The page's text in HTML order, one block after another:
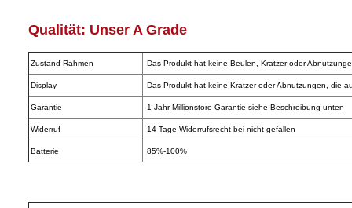
Eistee
Elektrogeräte
Essig
Qualität: Unser A Grade
Zustand Rahmen Das Produkt hat keine Beulen, Kratzer oder
Display Das Produkt hat keine Kratzer oder Abnutzungen, die
Garantie 1 Jahr Millionstore Garantie siehe Beschreibung unten
Widerruf 14 Tage Widerrufsrecht bei nicht gefallen
Batterie 85%-100%